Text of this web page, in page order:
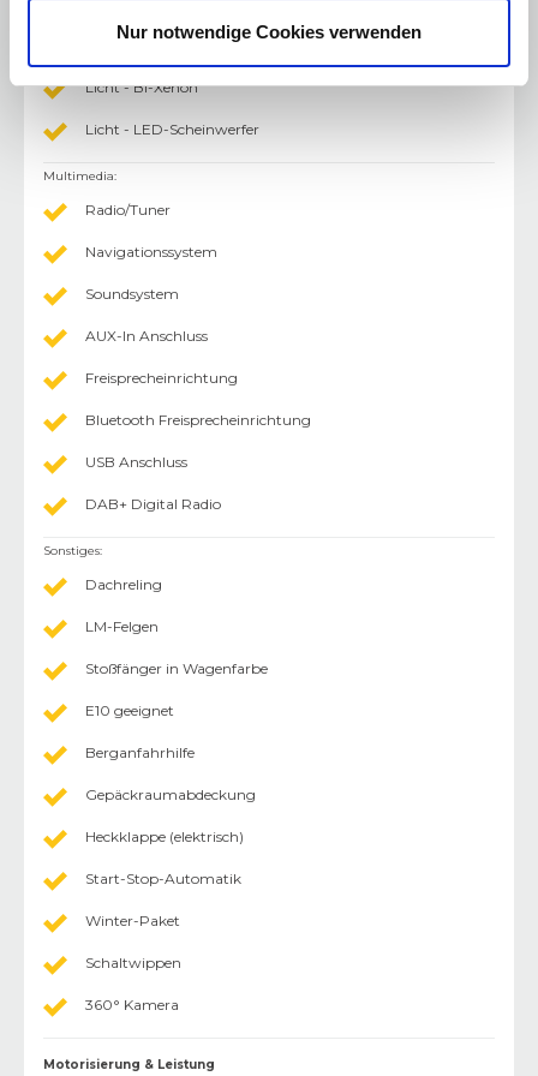
Nur notwendige Cookies verwenden
Licht - Bi-Xenon
Licht - LED-Scheinwerfer
Multimedia:
Radio/Tuner
Navigationssystem
Soundsystem
AUX-In Anschluss
Freisprecheinrichtung
Bluetooth Freisprecheinrichtung
USB Anschluss
DAB+ Digital Radio
Sonstiges:
Dachreling
LM-Felgen
Stoßfänger in Wagenfarbe
E10 geeignet
Berganfahrhilfe
Gepäckraumabdeckung
Heckklappe (elektrisch)
Start-Stop-Automatik
Winter-Paket
Schaltwippen
360° Kamera
Motorisierung & Leistung